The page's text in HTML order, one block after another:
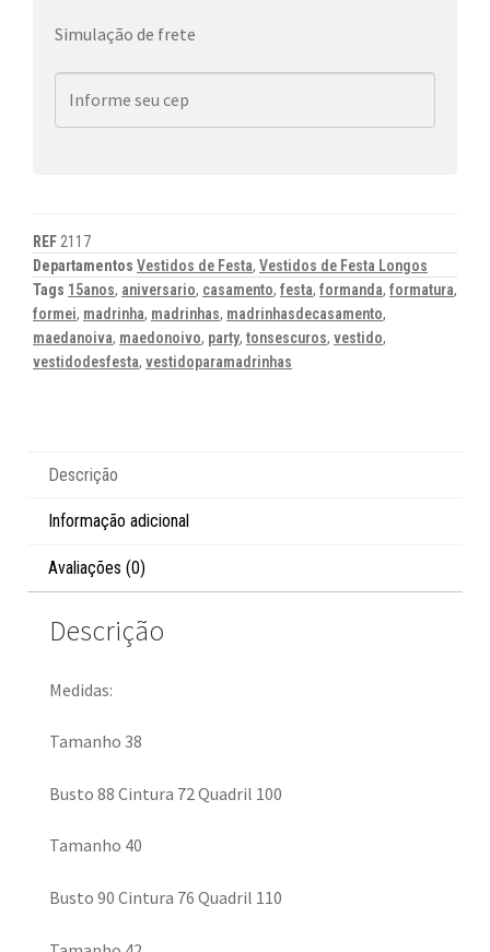
Simulação de frete
REF 2117
Departamentos Vestidos de Festa, Vestidos de Festa Longos
Tags 15anos, aniversario, casamento, festa, formanda, formatura,
formei, madrinha, madrinhas, madrinhasdecasamento,
maedanoiva, maedonoivo, party, tonsescuros, vestido,
vestidodesfesta, vestidoparamadrinhas
Descrição
Informação adicional
Avaliações (0)
Descrição
Medidas:
Tamanho 38
Busto 88 Cintura 72 Quadril 100
Tamanho 40
Busto 90 Cintura 76 Quadril 110